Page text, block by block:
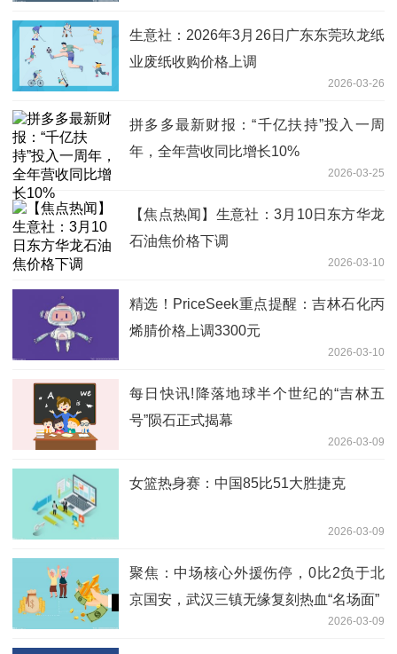
生意社：2026年3月26日广东东莞玖龙纸
业废纸收购价格上调
2026-03-26
拼多多最新财报：“千亿扶持”投入一周
年，全年营收同比增长10%
2026-03-25
【焦点热闻】生意社：3月10日东方华龙
石油焦价格下调
2026-03-10
精选！PriceSeek重点提醒：吉林石化丙
烯腈价格上调3300元
2026-03-10
每日快讯!降落地球半个世纪的“吉林五
号”陨石正式揭幕
2026-03-09
女篮热身赛：中国85比51大胜捷克
2026-03-09
聚焦：中场核心外援伤停，0比2负于北
京国安，武汉三镇无缘复刻热血“名场面”
2026-03-09